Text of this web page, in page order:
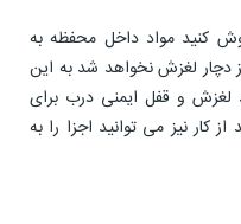
را فراموش کنید مواد داخل محفظه به
دچار لغزش نخواهد شد به این
لغزش و قفل ایمنی درب برای
کار نیز می توانید اجزا را به